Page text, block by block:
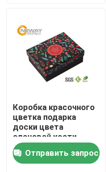
Путешествие фабрики
Проверка качества
Свяжитесь мы
Спросите цитату
Коробка красочного
цветка подарка
доски цвета
слоновой кости
210гсм 250грам
бумажная с ясными
крышками
Отправить запрос